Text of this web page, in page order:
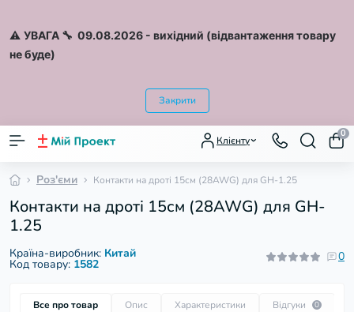
⚠️ УВАГА 🔧 09.08.2026 - вихідний (відвантаження товару
не буде)
Закрити
Клієнту
0
Роз'єми Контакти на дроті 15см (28AWG) для GH-1.25
Контакти на дроті 15см (28AWG) для GH-
1.25
Країна-виробник: Китай
Код товару: 1582
0
Все про товар Опис Характеристики Відгуки 0